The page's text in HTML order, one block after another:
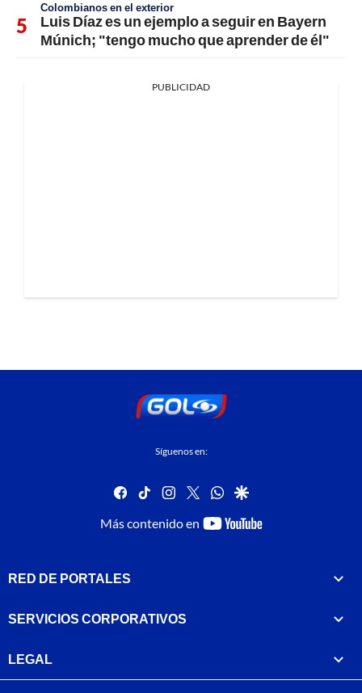
Colombianos en el exterior
Luis Díaz es un ejemplo a seguir en Bayern
Múnich; "tengo mucho que aprender de él"
PUBLICIDAD
Síguenos en:
facebook
tiktok instagram
twitterwhatsapp
google
Más contenido en
youtube-
RED DE PORTALES
SERVICIOS CORPORATIVOS
LEGAL